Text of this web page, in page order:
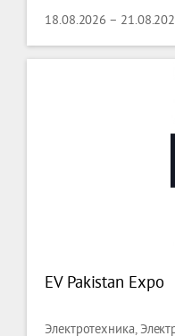
18.08.2026 –
EV Pakistan Expo
Электротехника,